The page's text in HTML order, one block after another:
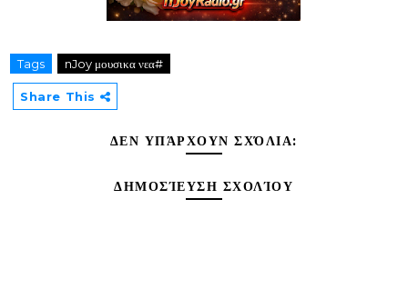
Tags nJoy μουσικα νεα#
Share This
ΔΕΝ ΥΠΆΡΧΟΥΝ ΣΧΌΛΙΑ:
ΔΗΜΟΣΊΕΥΣΗ ΣΧΟΛΊΟΥ